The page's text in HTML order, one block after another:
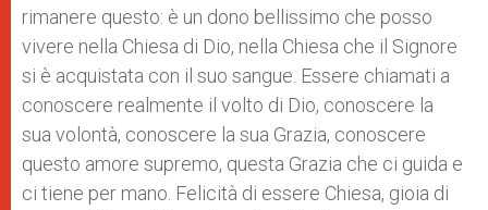
rimanere questo: è un dono bellissimo che posso
vivere nella Chiesa di Dio, nella Chiesa che il Signore
si è acquistata con il suo sangue. Essere chiamati a
conoscere realmente il volto di Dio, conoscere la
sua volontà, conoscere la sua Grazia, conoscere
questo amore supremo, questa Grazia che ci guida e
ci tiene per mano. Felicità di essere Chiesa, gioia di